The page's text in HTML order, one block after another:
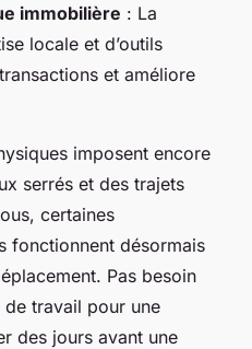
immobilière : La
locale et d’outils
et améliore
imposent encore
serrés et des trajets
certaines
fonctionnent désormais
Pas besoin
de travail pour une
des jours avant une